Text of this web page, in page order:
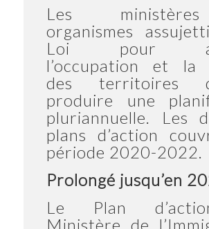
Les
organismes
Loi pour
l’occupation et la
des territoires
produire une
pluriannuelle. Les
plans d’action
période 2020-2022.
Prolongé jusqu’en
Le Plan
Ministère de